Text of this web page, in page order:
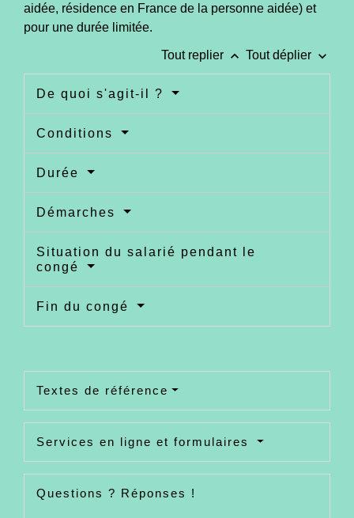
aidée, résidence en France de la personne aidée) et
pour une durée limitée.
Tout replier keyboard_arrow_up Tout déplier keyboard_arrow_down
De quoi s'agit-il ?
Conditions
Durée
Démarches
Situation du salarié pendant le
congé
Fin du congé
Textes de référence
Services en ligne et formulaires
Questions ? Réponses !